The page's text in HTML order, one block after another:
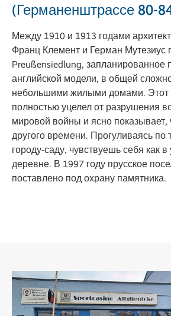
(Германенштрассе 80-
Между 1910 и 1913 годами
Франц Клемент и Герман Мутезиус
Preußensiedlung, запланированное
английской модели, в общей
небольшими жилыми домами. Этот
полностью уцелел от разрушения
мировой войны и ясно показывает,
другого времени. Прогуливаясь
городу-саду, чувствуешь себя как
деревне. В 1997 году прусское
поставлено под охрану памятника.